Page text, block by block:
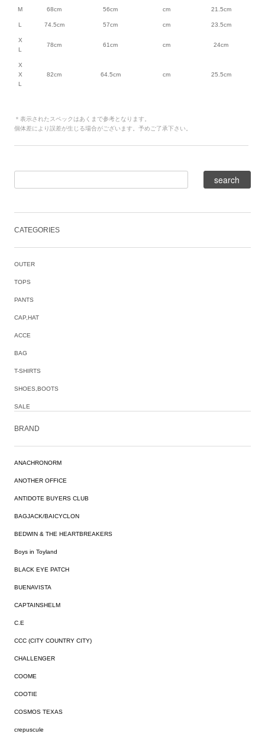
M 68cm 56cm cm 21.5cm
L 74.5cm 57cm cm 23.5cm
X
L
78cm 61cm cm 24cm
X
X
L
82cm 64.5cm cm 25.5cm
＊表示されたスペックはあくまで参考となります。
個体差により誤差が生じる場合がございます。予めご了承下さい。
CATEGORIES
OUTER
TOPS
PANTS
CAP,HAT
ACCE
BAG
T-SHIRTS
SHOES,BOOTS
SALE
BRAND
ANACHRONORM
ANOTHER OFFICE
ANTIDOTE BUYERS CLUB
BAGJACK/BAICYCLON
BEDWIN & THE HEARTBREAKERS
Boys in Toyland
BLACK EYE PATCH
BUENAVISTA
CAPTAINSHELM
C.E
CCC (CITY COUNTRY CITY)
CHALLENGER
COOME
COOTIE
COSMOS TEXAS
crepuscule